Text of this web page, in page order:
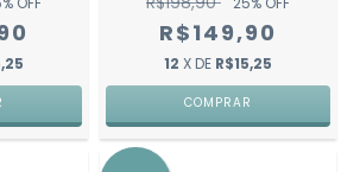
R$149,90
12 X DE R$15,25
COMPRAR